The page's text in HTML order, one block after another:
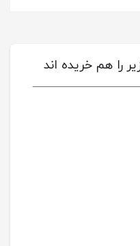
را هم خریده اند